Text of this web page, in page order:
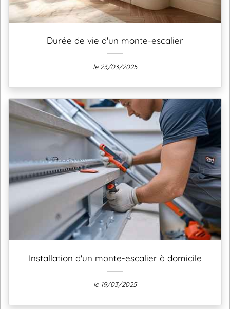
Durée de vie d'un monte-escalier
le 23/03/2025
Installation d'un monte-escalier à domicile
le 19/03/2025